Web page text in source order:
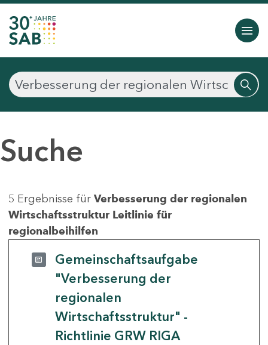
Suche
5 Ergebnisse für Verbesserung der regionalen
Wirtschaftsstruktur Leitlinie für
regionalbeihilfen
Gemeinschaftsaufgabe
"Verbesserung der
regionalen
Wirtschaftsstruktur" -
Richtlinie GRW RIGA